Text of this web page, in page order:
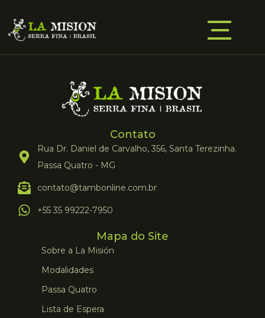
Contato
Rua Dr. Daniel de Carvalho, 356, Santa Terezinha.
Passa Quatro - MG
contato@tambonline.com.br
+55 35 99222-7950
Mapa do Site
Sobre a La Misión
Modalidades
Passa Quatro
Lista de Espera